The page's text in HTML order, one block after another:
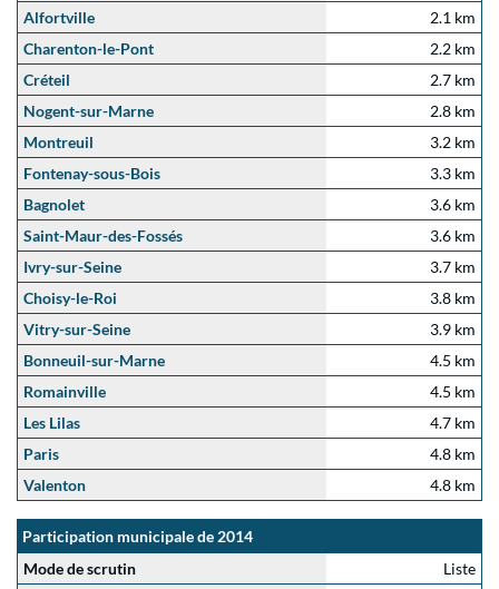
Alfortville
2.1 km
Charenton-le-Pont
2.2 km
Créteil
2.7 km
Nogent-sur-Marne
2.8 km
Montreuil
3.2 km
Fontenay-sous-Bois
3.3 km
Bagnolet
3.6 km
Saint-Maur-des-Fossés
3.6 km
Ivry-sur-Seine
3.7 km
Choisy-le-Roi
3.8 km
Vitry-sur-Seine
3.9 km
Bonneuil-sur-Marne
4.5 km
Romainville
4.5 km
Les Lilas
4.7 km
Paris
4.8 km
Valenton
4.8 km
Participation municipale de 2014
Mode de scrutin
Liste